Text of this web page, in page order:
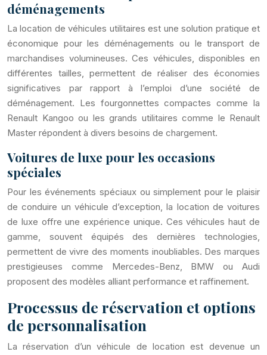
déménagements
La location de véhicules utilitaires est une solution pratique et
économique pour les déménagements ou le transport de
marchandises volumineuses. Ces véhicules, disponibles en
différentes tailles, permettent de réaliser des économies
significatives par rapport à l’emploi d’une société de
déménagement. Les fourgonnettes compactes comme la
Renault Kangoo ou les grands utilitaires comme le Renault
Master répondent à divers besoins de chargement.
Voitures de luxe pour les occasions
spéciales
Pour les événements spéciaux ou simplement pour le plaisir
de conduire un véhicule d’exception, la location de voitures
de luxe offre une expérience unique. Ces véhicules haut de
gamme, souvent équipés des dernières technologies,
permettent de vivre des moments inoubliables. Des marques
prestigieuses comme Mercedes-Benz, BMW ou Audi
proposent des modèles alliant performance et raffinement.
Processus de réservation et options
de personnalisation
La réservation d’un véhicule de location est devenue un